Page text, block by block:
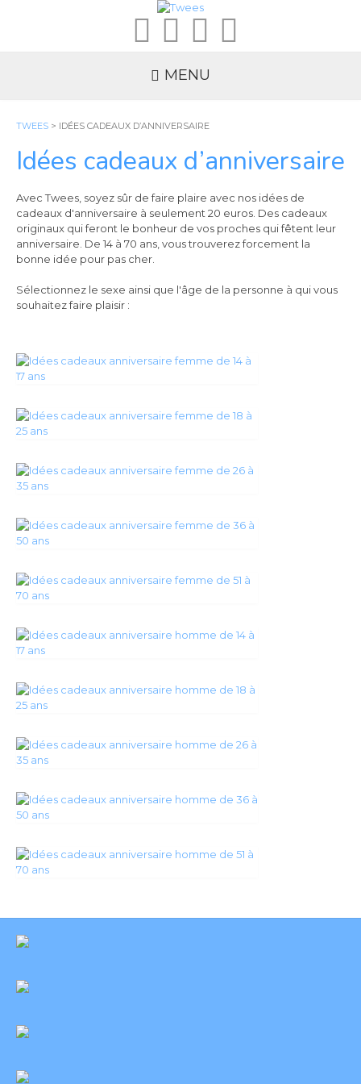
MENU
TWEES > IDÉES CADEAUX D’ANNIVERSAIRE
Idées cadeaux d’anniversaire
Avec Twees, soyez sûr de faire plaire avec nos idées de
cadeaux d'anniversaire à seulement 20 euros. Des cadeaux
originaux qui feront le bonheur de vos proches qui fêtent leur
anniversaire. De 14 à 70 ans, vous trouverez forcement la
bonne idée pour pas cher.
Sélectionnez le sexe ainsi que l'âge de la personne à qui vous
souhaitez faire plaisir :